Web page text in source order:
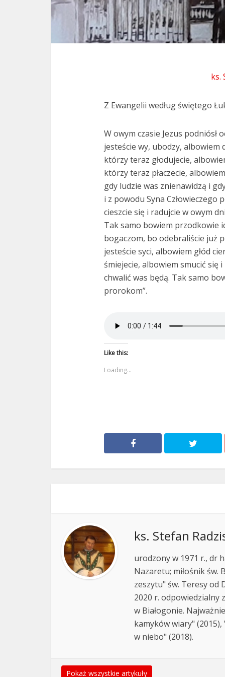
ks.
Z Ewangelii według świętego
W owym czasie Jezus podniósł
jesteście wy, ubodzy, albowiem
którzy teraz głodujecie,
którzy teraz płaczecie,
gdy ludzie was znienawidzą i
i z powodu Syna Człowieczego
cieszcie się i radujcie w owym
Tak samo bowiem przodkowie
bogaczom, bo odebraliście już
jesteście syci, albowiem głód
śmiejecie, albowiem smucić się
chwalić was będą. Tak samo
prorokom”.
Like this:
Loading...
ks. Stefan
urodzony w 1971 r., dr
Nazaretu; miłośnik św.
zeszytu" św. Teresy od
2020 r. odpowiedzialny
w Białogonie.
kamyków wiary"
w niebo" (2018).
Pokaż wszystkie artykuły